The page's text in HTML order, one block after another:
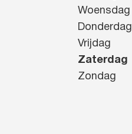
Woensdag
Donderdag
Vrijdag
Zaterdag
Zondag